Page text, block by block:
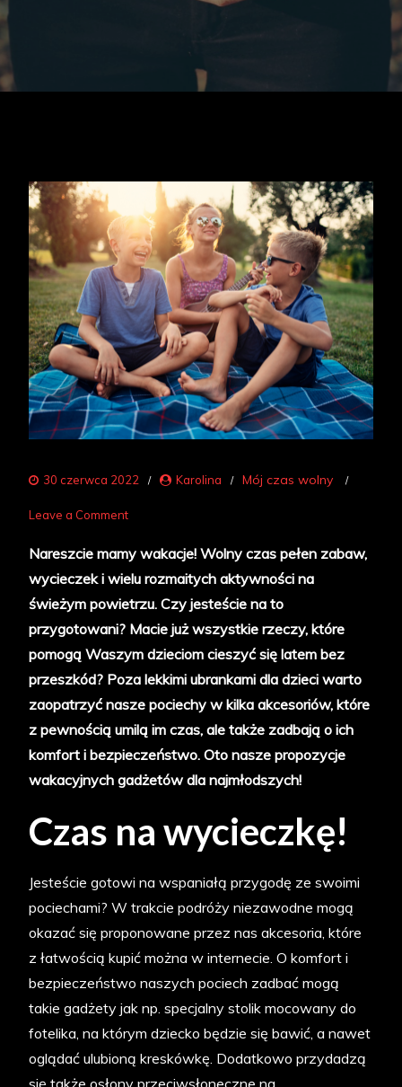
30 czerwca 2022 Karolina Mój czas wolny
Leave a Commenton
z
dzieckiem
–
przydatne
akcesoria
Nareszcie mamy wakacje! Wolny czas pełen zabaw,
wycieczek i wielu rozmaitych aktywności na
świeżym powietrzu. Czy jesteście na to
przygotowani? Macie już wszystkie rzeczy, które
pomogą Waszym dzieciom cieszyć się latem bez
przeszkód? Poza lekkimi ubrankami dla dzieci warto
zaopatrzyć nasze pociechy w kilka akcesoriów, które
z pewnością umilą im czas, ale także zadbają o ich
komfort i bezpieczeństwo. Oto nasze propozycje
wakacyjnych gadżetów dla najmłodszych!
Czas na wycieczkę!
Jesteście gotowi na wspaniałą przygodę ze swoimi
pociechami? W trakcie podróży niezawodne mogą
okazać się proponowane przez nas akcesoria, które
z łatwością kupić można w internecie. O komfort i
bezpieczeństwo naszych pociech zadbać mogą
takie gadżety jak np. specjalny stolik mocowany do
fotelika, na którym dziecko będzie się bawić, a nawet
oglądać ulubioną kreskówkę. Dodatkowo przydadzą